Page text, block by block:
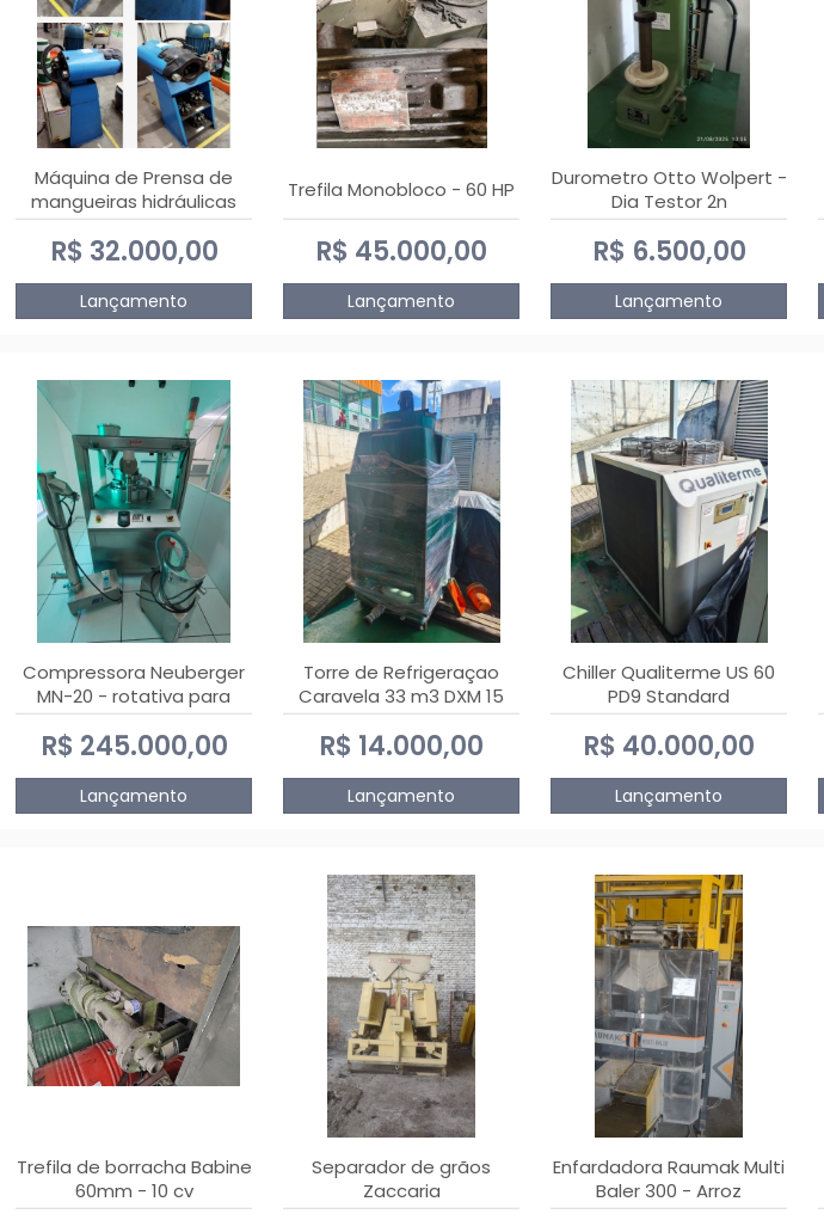
Máquina de Prensa de
mangueiras hidráulicas
PE50TF - 2017
R$ 32.000,00
Lançamento
Trefila Monobloco - 60 HP
R$ 45.000,00
Lançamento
Durometro Otto Wolpert -
Dia Testor 2n
R$ 6.500,00
Lançamento
Compressora Neuberger
MN-20 - rotativa para
produção de
comprimidos
R$ 245.000,00
Lançamento
Torre de Refrigeraçao
Caravela 33 m3 DXM 15
R$ 14.000,00
Lançamento
Chiller Qualiterme US 60
PD9 Standard
R$ 40.000,00
Lançamento
Trefila de borracha Babine
60mm - 10 cv
Separador de grãos
Zaccaria
Enfardadora Raumak Multi
Baler 300 - Arroz